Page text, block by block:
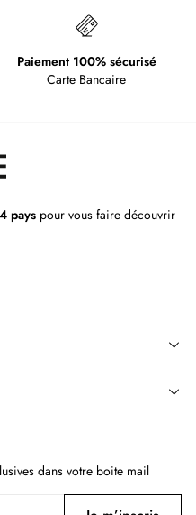
Paiement 100% sécurisé
Carte Bancaire
pays pour vous faire découvrir
dans votre boite mail